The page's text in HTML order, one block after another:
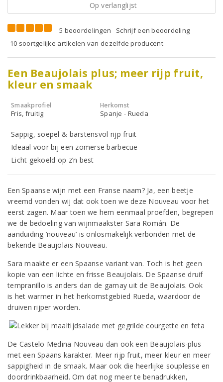
Op verlanglijst
5 beoordelingen
Schrijf een beoordeling
10 soortgelijke artikelen van dezelfde producent
Een Beaujolais plus; meer rijp fruit,
kleur en smaak
Smaakprofiel
Fris, fruitig
Herkomst
Spanje - Rueda
Sappig, soepel & barstensvol rijp fruit
Ideaal voor bij een zomerse barbecue
Licht gekoeld op z’n best
Een Spaanse wijn met een Franse naam? Ja, een beetje
vreemd vonden wij dat ook toen we deze Nouveau voor het
eerst zagen. Maar toen we hem eenmaal proefden, begrepen
we de bedoeling van wijnmaakster Sara Román. De
aanduiding ‘nouveau’ is onlosmakelijk verbonden met de
bekende Beaujolais Nouveau.
Sara maakte er een Spaanse variant van. Toch is het geen
kopie van een lichte en frisse Beaujolais. De Spaanse druif
tempranillo is anders dan de gamay uit de Beaujolais. Ook
is het warmer in het herkomstgebied Rueda, waardoor de
druiven rijper worden.
De Castelo Medina Nouveau dan ook een Beaujolais-plus
met een Spaans karakter. Meer rijp fruit, meer kleur en meer
sappigheid in de smaak. Maar ook die heerlijke souplesse en
doordrinkbaarheid. Om dat nog meer te benadrukken,